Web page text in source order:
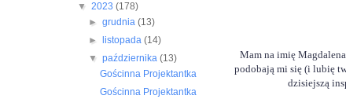
Mam na imię
podobają mi się (i lubię
dzisiejszą
▼ 2023 (178)
► grudnia (13)
►
listopada (14)
▼ października (13)
Gościnna Projektantka
Gościnna Projektantka